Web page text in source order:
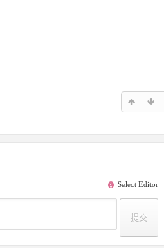
Select Editor